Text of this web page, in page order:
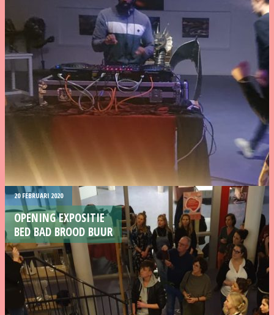
20 FEBRUARI 2020
OPENING EXPOSITIE
BED BAD BROOD BUUR